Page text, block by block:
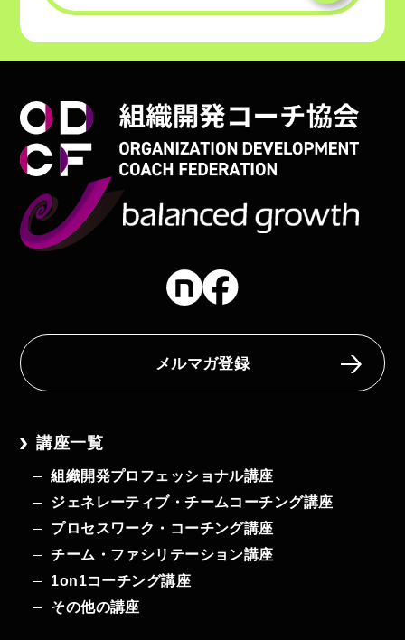
メルマガ登録
講座一覧
組織開発プロフェッショナル講座
ジェネレーティブ・チームコーチング講座
プロセスワーク・コーチング講座
チーム・ファシリテーション講座
1on1コーチング講座
その他の講座